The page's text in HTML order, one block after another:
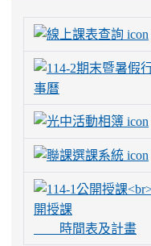
事曆
開授課
時間表及計畫